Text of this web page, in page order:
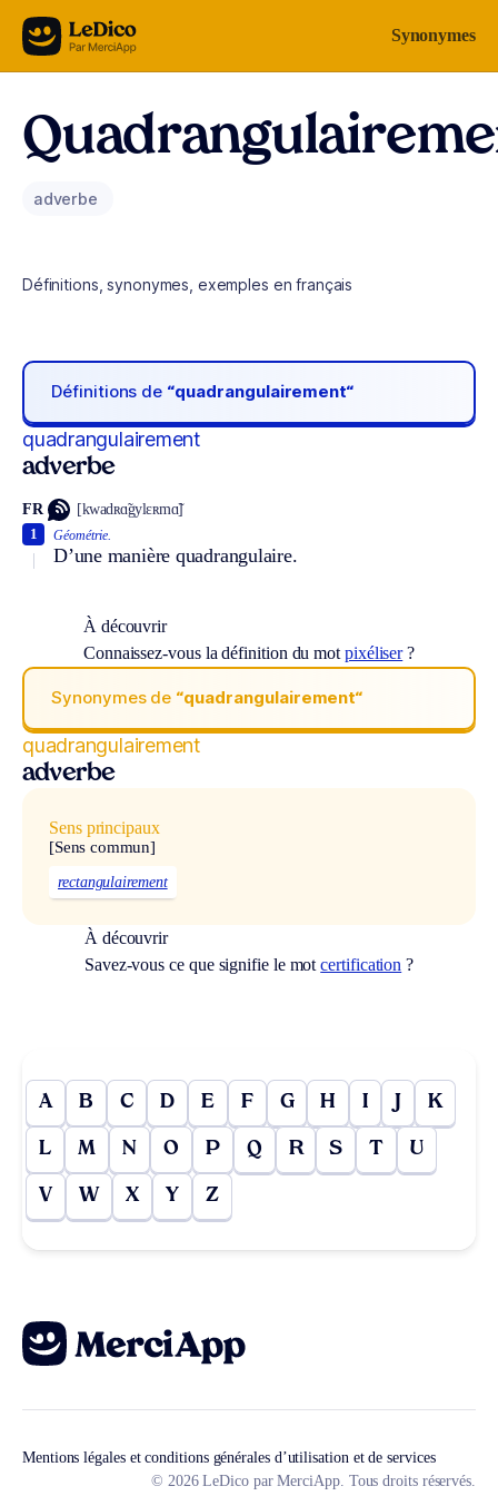
Aller au contenu Synonymes
adverbe
Définitions, synonymes, exemples en français
Définitions de “quadrangulairement“
quadrangulairement
adverbe
FR [kwadʀɑ̃gylɛʀmɑ̃]
Géométrie.
D’une manière quadrangulaire.
1
À découvrir
Connaissez-vous la définition du mot pixéliser?
Synonymes de “quadrangulairement“
quadrangulairement
adverbe
Sens principaux
[Sens commun]
rectangulairement
À découvrir
Savez-vous ce que signifie le motcertification ?
A B C D E F G H I J K
L M N O P Q R S T U
V W X Y Z
Mentions légales et conditions générales d’utilisation et de services
© 2026 LeDico par MerciApp. Tous droits réservés.